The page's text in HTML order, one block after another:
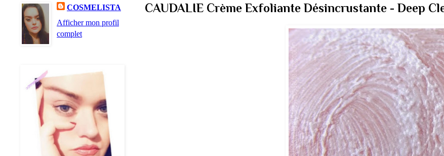
CAUDALIE Crème Exfoliante Désincrustante - Deep
COSMELISTA
Afficher mon profil
complet